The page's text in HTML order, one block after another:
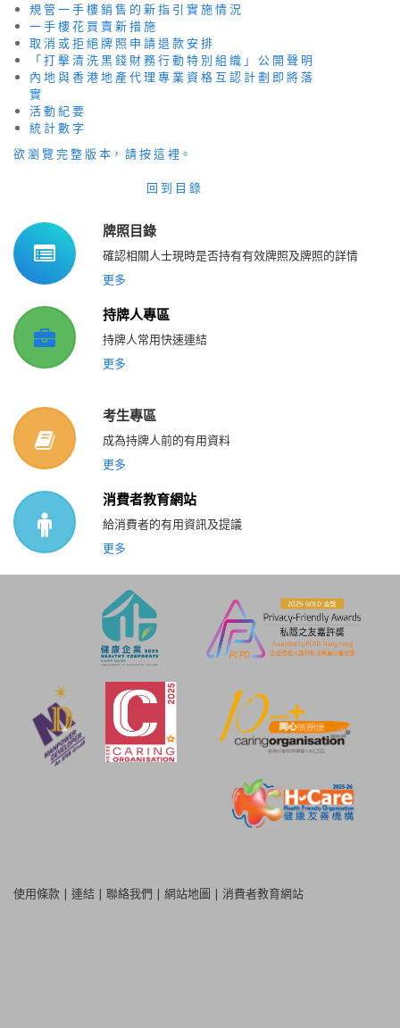
規 管 一 手 樓 銷 售 的 新 指 引 實 施 情 況
一 手 樓 花 買 賣 新 措 施
取 消 或 拒 絕 牌 照 申 請 退 款 安 排
「 打 擊 清 洗 黑 錢 財 務 行 動 特 別 組 織 」 公 開 聲 明
內 地 與 香 港 地 產 代 理 專 業 資 格 互 認 計 劃 即 將 落
實
活 動 紀 要
統 計 數 字
欲 瀏 覽 完 整 版 本， 請 按 這 裡。
回 到 目 錄
牌照目錄
確認相關人士現時是否持有有效牌照及牌照的詳情
更多
持牌人專區
持牌人常用快速連結
更多
考生專區
成為持牌人前的有用資料
更多
消費者教育網站
給消費者的有用資訊及提議
更多
使用條款 | 連結 | 聯絡我們 | 網站地圖 | 消費者教育網站